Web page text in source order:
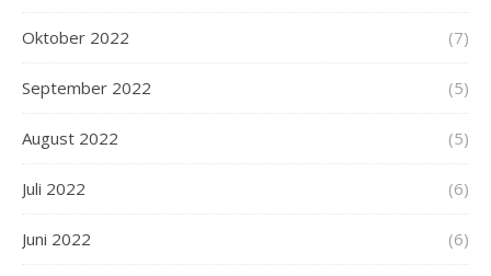
Oktober 2022 (7)
September 2022 (5)
August 2022 (5)
Juli 2022 (6)
Juni 2022 (6)